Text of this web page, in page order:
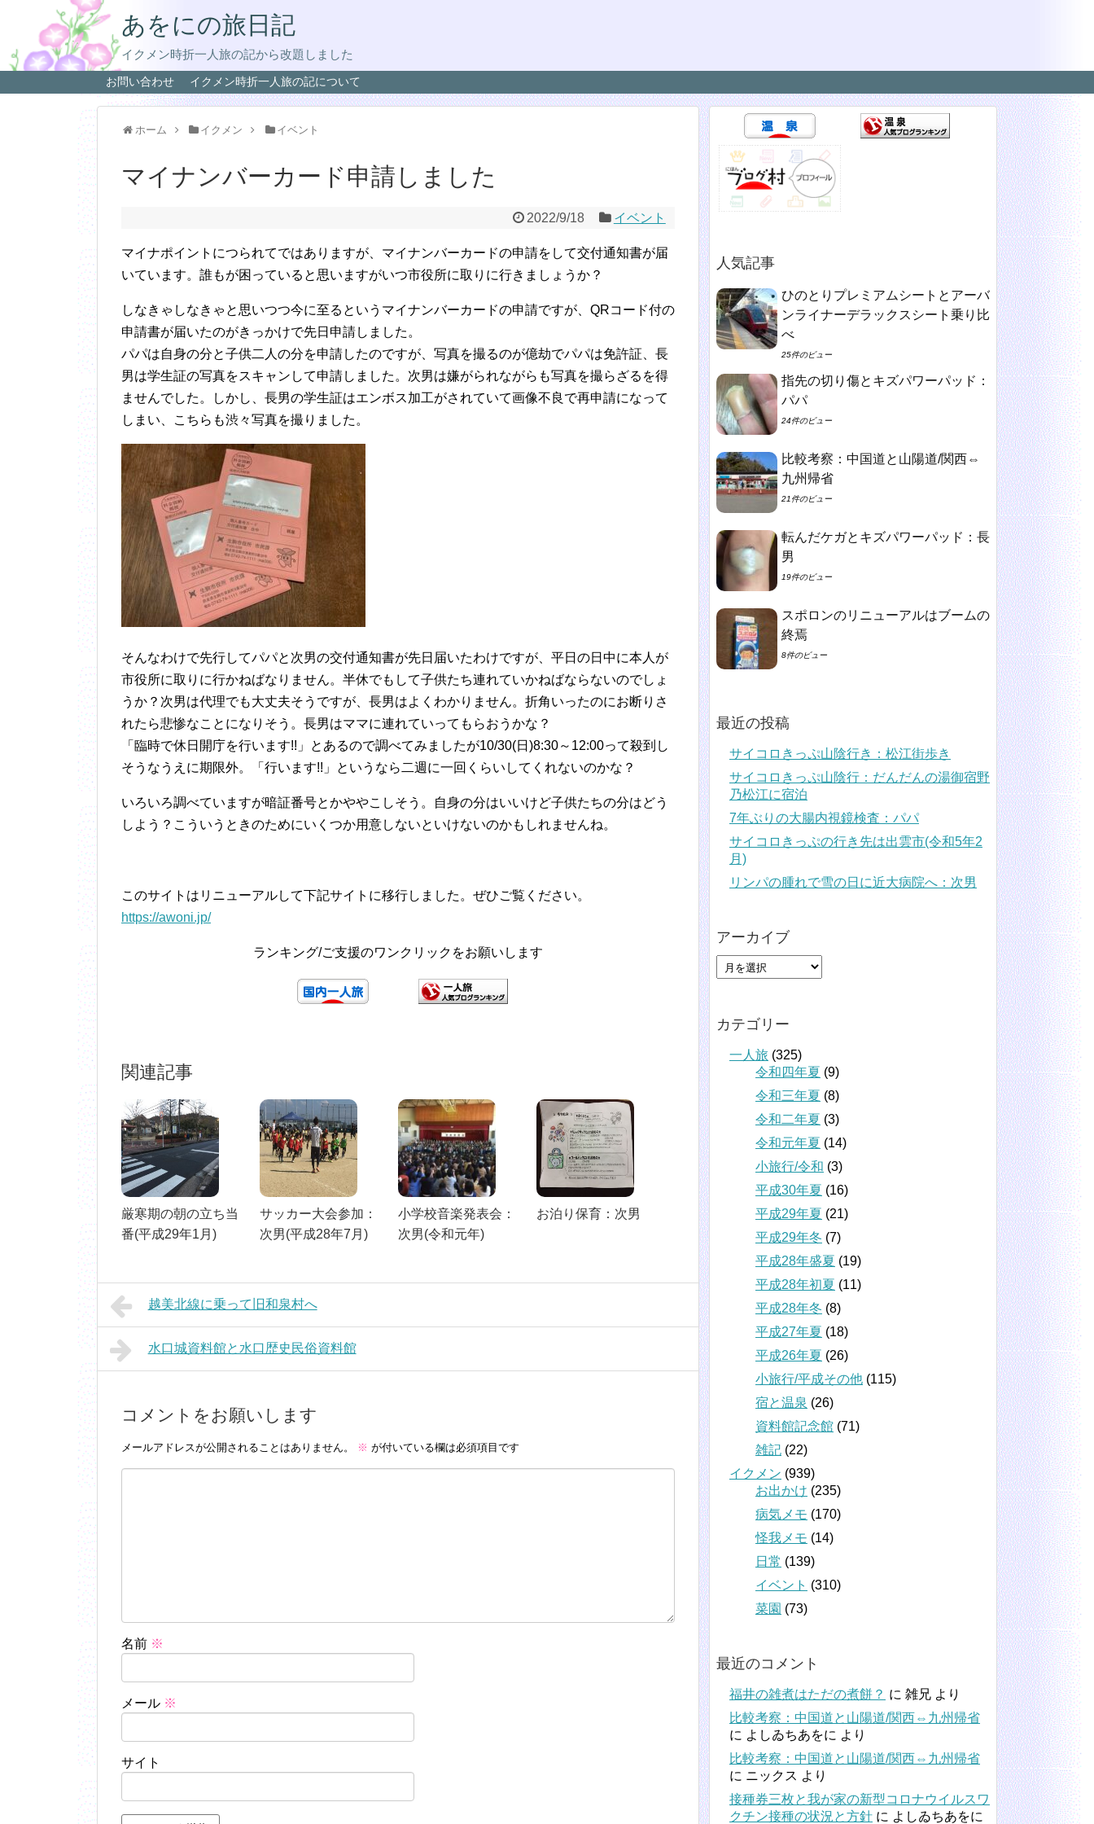
あをにの旅日記
イクメン時折一人旅の記から改題しました
お問い合わせ イクメン時折一人旅の記について
ホーム イクメン イベント
マイナンバーカード申請しました
2022/9/18 イベント
マイナポイントにつられてではありますが、マイナンバーカードの申請をして交付通知書が届
いています。誰もが困っていると思いますがいつ市役所に取りに行きましょうか？
しなきゃしなきゃと思いつつ今に至るというマイナンバーカードの申請ですが、QRコード付の
申請書が届いたのがきっかけで先日申請しました。
パパは自身の分と子供二人の分を申請したのですが、写真を撮るのが億劫でパパは免許証、長
男は学生証の写真をスキャンして申請しました。次男は嫌がられながらも写真を撮らざるを得
ませんでした。しかし、長男の学生証はエンボス加工がされていて画像不良で再申請になって
しまい、こちらも渋々写真を撮りました。
そんなわけで先行してパパと次男の交付通知書が先日届いたわけですが、平日の日中に本人が
市役所に取りに行かねばなりません。半休でもして子供たち連れていかねばならないのでしょ
うか？次男は代理でも大丈夫そうですが、長男はよくわかりません。折角いったのにお断りさ
れたら悲惨なことになりそう。長男はママに連れていってもらおうかな？
「臨時で休日開庁を行います!!」とあるので調べてみましたが10/30(日)8:30～12:00って殺到し
そうなうえに期限外。「行います!!」というなら二週に一回くらいしてくれないのかな？
いろいろ調べていますが暗証番号とかややこしそう。自身の分はいいけど子供たちの分はどう
しよう？こういうときのためにいくつか用意しないといけないのかもしれませんね。
このサイトはリニューアルして下記サイトに移行しました。ぜひご覧ください。
https://awoni.jp/
ランキング/ご支援のワンクリックをお願いします
関連記事
厳寒期の朝の立ち当
番(平成29年1月)
サッカー大会参加：
次男(平成28年7月)
小学校音楽発表会：
次男(令和元年)
お泊り保育：次男
越美北線に乗って旧和泉村へ
水口城資料館と水口歴史民俗資料館
コメントをお願いします
メールアドレスが公開されることはありません。 ※ が付いている欄は必須項目です
名前 ※
メール ※
サイト
人気記事
ひのとりプレミアムシートとアーバ
ンライナーデラックスシート乗り比
べ
25件のビュー
指先の切り傷とキズパワーパッド：
パパ
24件のビュー
比較考察：中国道と山陽道/関西⇔
九州帰省
21件のビュー
転んだケガとキズパワーパッド：長
男
19件のビュー
スポロンのリニューアルはブームの
終焉
8件のビュー
最近の投稿
サイコロきっぷ山陰行き：松江街歩き
サイコロきっぷ山陰行：だんだんの湯御宿野
乃松江に宿泊
7年ぶりの大腸内視鏡検査：パパ
サイコロきっぷの行き先は出雲市(令和5年2
月)
リンパの腫れで雪の日に近大病院へ：次男
アーカイブ
カテゴリー
一人旅 (325)
令和四年夏 (9)
令和三年夏 (8)
令和二年夏 (3)
令和元年夏 (14)
小旅行/令和 (3)
平成30年夏 (16)
平成29年夏 (21)
平成29年冬 (7)
平成28年盛夏 (19)
平成28年初夏 (11)
平成28年冬 (8)
平成27年夏 (18)
平成26年夏 (26)
小旅行/平成その他 (115)
宿と温泉 (26)
資料館記念館 (71)
雑記 (22)
イクメン (939)
お出かけ (235)
病気メモ (170)
怪我メモ (14)
日常 (139)
イベント (310)
菜園 (73)
最近のコメント
福井の雑煮はただの煮餅？ に 雑兄 より
比較考察：中国道と山陽道/関西⇔九州帰省
に よしゐちあをに より
比較考察：中国道と山陽道/関西⇔九州帰省
に ニックス より
接種券三枚と我が家の新型コロナウイルスワ
クチン接種の状況と方針 に よしゐちあをに